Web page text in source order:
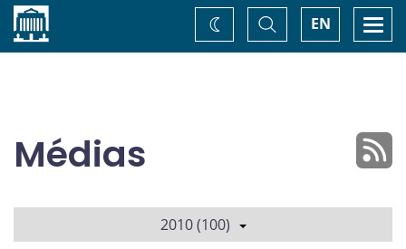
Accueil EN
Basculer
la
recherche
Changez
de
Médias
2010 (100)